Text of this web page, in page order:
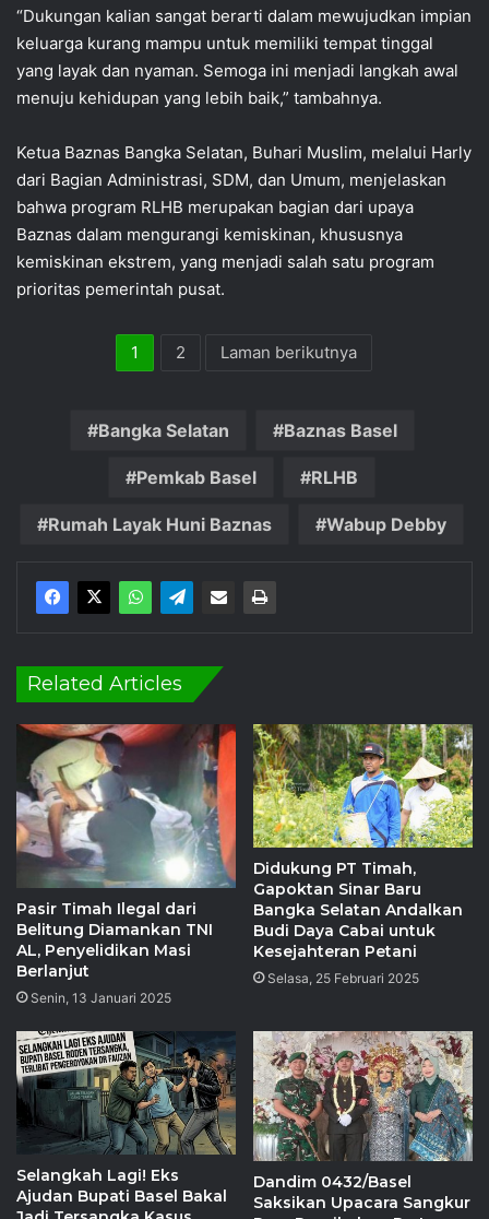
“Dukungan kalian sangat berarti dalam mewujudkan impian
keluarga kurang mampu untuk memiliki tempat tinggal
yang layak dan nyaman. Semoga ini menjadi langkah awal
menuju kehidupan yang lebih baik,” tambahnya.
Ketua Baznas Bangka Selatan, Buhari Muslim, melalui Harly
dari Bagian Administrasi, SDM, dan Umum, menjelaskan
bahwa program RLHB merupakan bagian dari upaya
Baznas dalam mengurangi kemiskinan, khususnya
kemiskinan ekstrem, yang menjadi salah satu program
prioritas pemerintah pusat.
1 2 Laman berikutnya
Bangka Selatan Baznas Basel
Pemkab Basel RLHB
Rumah Layak Huni Baznas Wabup Debby
Related Articles
Pasir Timah Ilegal dari
Belitung Diamankan TNI
AL, Penyelidikan Masi
Berlanjut
Senin, 13 Januari 2025
Didukung PT Timah,
Gapoktan Sinar Baru
Bangka Selatan Andalkan
Budi Daya Cabai untuk
Kesejahteran Petani
Selasa, 25 Februari 2025
Selangkah Lagi! Eks
Ajudan Bupati Basel Bakal
Dandim 0432/Basel
Saksikan Upacara Sangkur